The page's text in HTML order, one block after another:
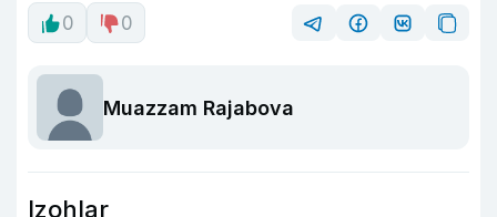
0 0
Muazzam Rajabova
Izohlar